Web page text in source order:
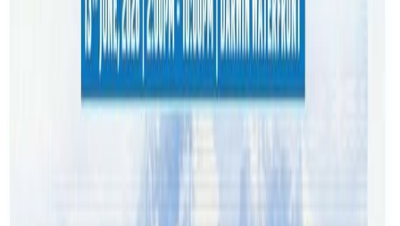
त्यस्तै तास्मानियाको होबार्टमा हुने तिज साँझले सबै फाइदा
क्युएनसिसिलाई दिने आयोजक नेपाली समाज तास्मानियाले जनाएको
छ । सेप्टेम्बर ६ मा द चोक नेपाली रेष्टुरेन्टमा हुने कार्यक्रममा गायक
पशुपति शर्मा र गायिकाहरु कला लम्साल र बिन्दु पौडेल सहभागी
हुदैछन् । त्यस्तै कार्यक्रममा डिजे उज्वलको समेत प्रस्तुती रहनेछ ।
प्रतिक्रिया, गुनासो, सुझाव र सल्लाह छन् भने कृपया हामीलाई निम्न ईमेलमा